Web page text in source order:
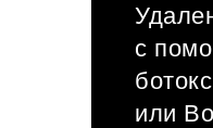
с
или